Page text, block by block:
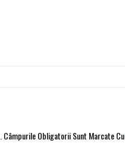
Câmpurile Obligatorii Sunt Marcate Cu